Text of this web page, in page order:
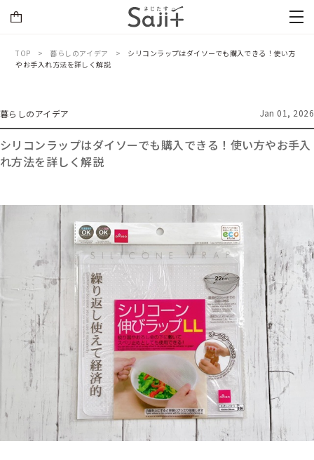
TOP 暮らしのアイデア
シリコンラップはダイソーでも購入できる！使い方
やお手入れ方法を詳しく解説
暮らしのアイデア Jan 01, 2026
シリコンラップはダイソーでも購入できる！使い方やお手入
れ方法を詳しく解説